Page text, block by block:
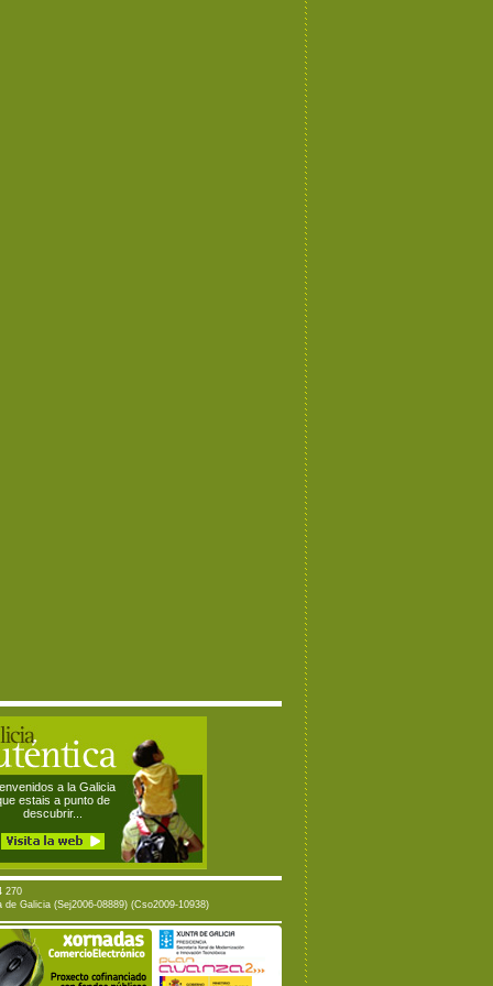
a la Galicia
estais a punto de
descubrir...
270
Galicia (Sej2006-08889) (Cso2009-10938)